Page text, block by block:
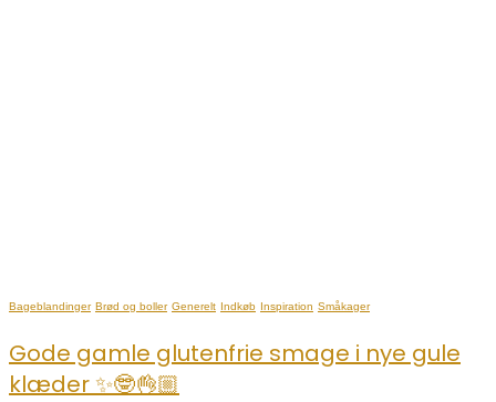
Bageblandinger Brød og boller Generelt Indkøb Inspiration Småkager
Gode gamle glutenfrie smage i nye gule
klæder ✨🤓👌🏼